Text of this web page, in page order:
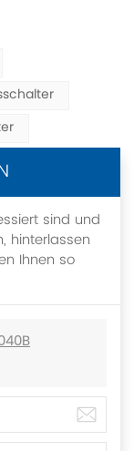
sind und
hinterlassen
Ihnen so